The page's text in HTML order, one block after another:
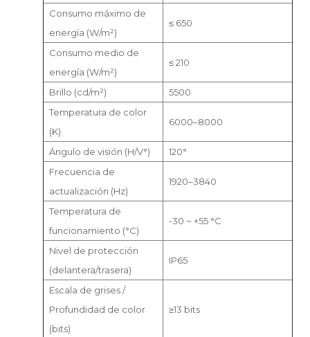
Consumo máximo de
energía (W/m²)
≤ 650
Consumo medio de
energía (W/m²)
≤ 210
Brillo (cd/m²)
5500
Temperatura de color
(K)
6000–8000
Ángulo de visión (H/V°)
120°
Frecuencia de
actualización (Hz)
1920–3840
Temperatura de
funcionamiento (°C)
-30 ~ +55 °C
Nivel de protección
(delantera/trasera)
IP65
Escala de grises /
Profundidad de color
(bits)
≥13 bits